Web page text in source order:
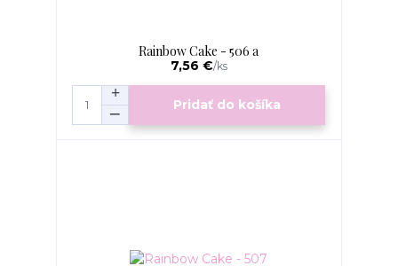
Rainbow Cake - 506 a
7,56 €/ks
Pridať do košíka